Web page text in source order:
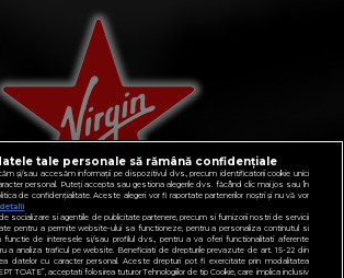
tale personale să rămână confidențiale
și/sau accesăm informații pe dispozitivul dvs., precum identificatorii cookie unici
personal. Puteți accepta sau gestiona alegerile dvs. făcând clic mai jos sau în
de confidențialitate. Aceste alegeri vor fi raportate partenerilor noștri și nu vă vor
socializare si agentiile de publicitate partenere, precum si furnizorii nostri de servicii
pentru a permite website-ului sa functioneze, pentru a personaliza continutul si
functie de interesele si/sau profilul dvs., pentru a va oferi functionalitati aferente
a analiza traficul pe website. Beneficiati de drepturile prevazute de art. 15-22 din
datelor cu caracter personal. Aceste drepturi pot fi exercitate prin modalitatea
TOATE”, acceptati folosirea tuturor Tehnologiilor de tip Cookie, care implica inclusiv